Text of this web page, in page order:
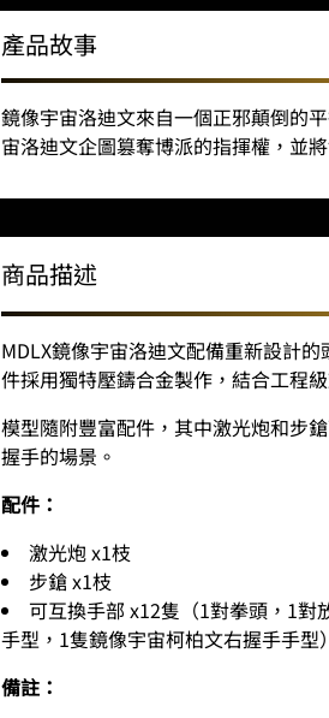
產品故事
鏡像宇宙洛迪文來自一個正邪顛倒的
宙洛迪文企圖篡奪博派的指揮權，並
商品描述
MDLX鏡像宇宙洛迪文配備重新設計
件採用獨特壓鑄合金製作，結合工程
模型隨附豐富配件，其中激光炮和步
握手的場景。
配件：
激光炮 x1枝
步鎗 x1枝
可互換手部 x12隻（1對拳頭，1對
手型，1隻鏡像宇宙柯柏文右握手手型）
備註：